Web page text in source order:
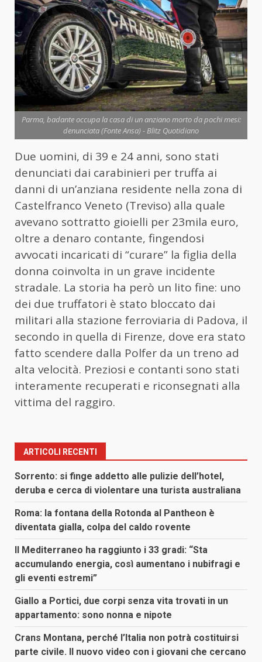
Parma, badante occupa la casa di un anziano morto da pochi mesi:
denunciata (Fonte Ansa) - Blitz Quotidiano
Due uomini, di 39 e 24 anni, sono stati
denunciati dai carabinieri per truffa ai
danni di un’anziana residente nella zona di
Castelfranco Veneto (Treviso) alla quale
avevano sottratto gioielli per 23mila euro,
oltre a denaro contante, fingendosi
avvocati incaricati di “curare” la figlia della
donna coinvolta in un grave incidente
stradale. La storia ha però un lito fine: uno
dei due truffatori è stato bloccato dai
militari alla stazione ferroviaria di Padova, il
secondo in quella di Firenze, dove era stato
fatto scendere dalla Polfer da un treno ad
alta velocità. Preziosi e contanti sono stati
interamente recuperati e riconsegnati alla
vittima del raggiro.
ARTICOLI RECENTI
Sorrento: si finge addetto alle pulizie dell’hotel,
deruba e cerca di violentare una turista australiana
Roma: la fontana della Rotonda al Pantheon è
diventata gialla, colpa del caldo rovente
Il Mediterraneo ha raggiunto i 33 gradi: “Sta
accumulando energia, così aumentano i nubifragi e
gli eventi estremi”
Giallo a Portici, due corpi senza vita trovati in un
appartamento: sono nonna e nipote
Crans Montana, perché l’Italia non potrà costituirsi
parte civile. Il nuovo video con i giovani che cercano